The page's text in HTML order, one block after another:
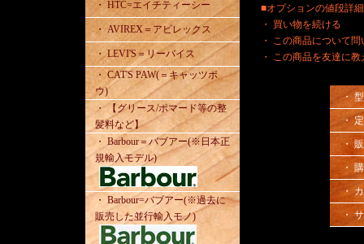
・ HTC=エイチティーシー
・ AVIREX＝アビレックス
・ LEVI'S＝リーバイス
・ CAT'S PAW(＝キャッツポ
ウ)
・ 【グリース/ポマード等の整
髪料など】
・ Barbour＝バブアー(※日本正
規輸入モデル)
・ Barbour=バブアー(※過去に
販売した並行輸入モノ)
■オプションの値段詳
・ 買い物を続ける
・
この商品について
・
この商品を友達に教
・
・
・
・
・
・